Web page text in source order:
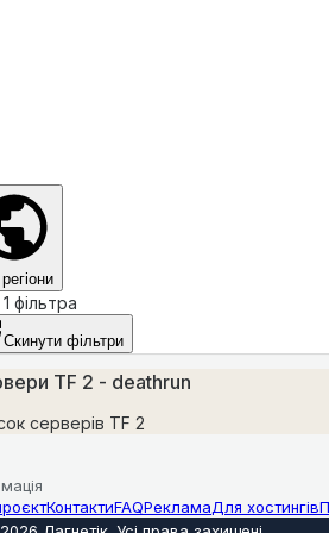
фільтра
Скинути фільтри
TF 2 - deathrun
серверів TF 2
КонтактиFAQРекламаДля хостингів